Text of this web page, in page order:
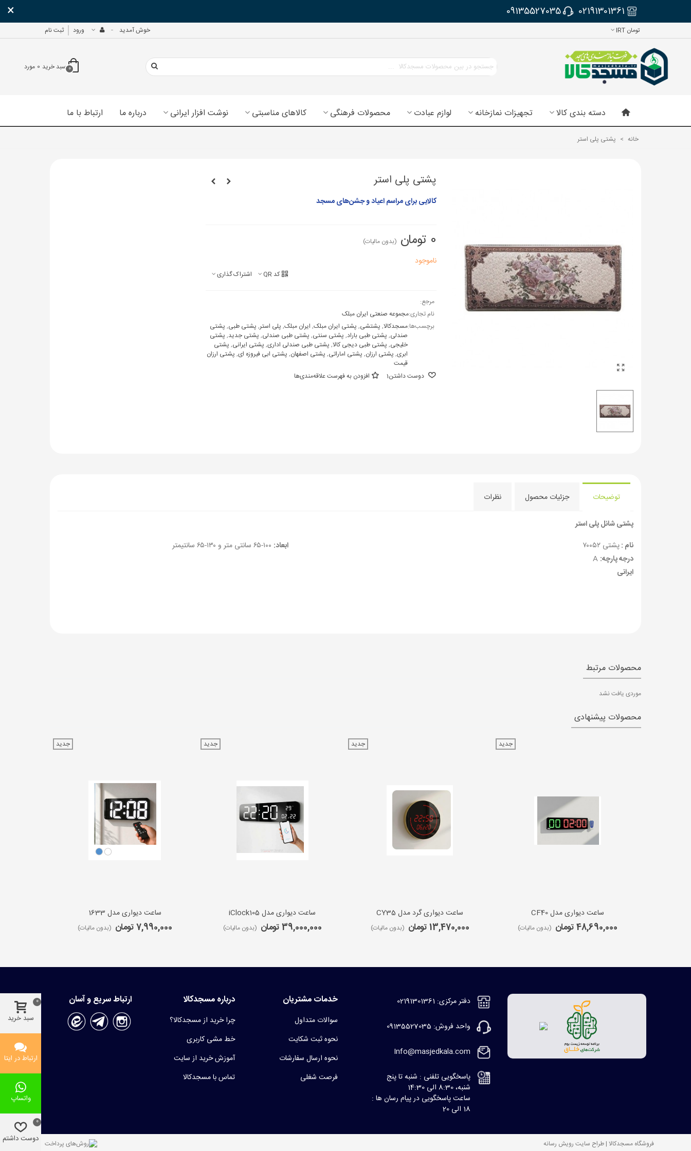
02191301361
09135527035
×
تومان IRT خوش آمدید ورود ثبت نام
0سبد خرید 0 مورد
دسته بندی کالا تجهیزات نمازخانه لوازم عبادت محصولات فرهنگی کالاهای مناسبتی نوشت افزار ایرانی درباره ما ارتباط با ما
خانه > پشتی پلی استر
پشتی پلی استر
کالایی برای مراسم اعیاد و جشن‌های مسجد
0 تومان (بدون مالیات)
ناموجود
کد QR اشتراک گذاری
مرجع:
نام تجاری:مجموعه صنعتی ایران مبلک
برچسب‌ها:مسجدکالا, پشتشی, پشتی ایران مبلک, ایران مبلک, پلی استر, پشتی طبی, پشتی
صندلی, پشتی طبی باراد, پشتی سنتی, پشتی طبی صندلی, پشتی جدید, پشتی
خلیجی, پشتی طبی دیجی کالا, پشتی طبی صندلی اداری, پشتی ایرانی, پشتی
ابری, پشتی ارزان, پشتی اماراتی, پشتی اصفهان, پشتی ابی فیروزه ای, پشتی ارزان
قیمت
دوست داشتن1 افزودن به فهرست علاقه‌مندی‌ها
توضیحات جزئیات محصول نظرات
پشتی شانل پلی استر
نام :پشتی ۷۰۰۵۲ ابعاد:
درجه پارچه:
ایرانی
محصولات مرتبط
موردی یافت نشد
محصولات پیشنهادی
جدید
ساعت دیواری مدل CF40
48,690,000 تومان (بدون مالیات)
جدید
ساعت دیواری گرد مدل CY35
13,470,000 تومان (بدون مالیات)
جدید
ساعت دیواری مدل iClock105
39,000,000 تومان (بدون مالیات)
جدید
ساعت دیواری مدل 1633
7,990,000 تومان (بدون مالیات)
دفتر مرکزی: 02191301361
واحد فروش: 09135527035
Info@masjedkala.com
پاسخگویی تلفنی : شنبه تا پنج
شنبه، 8:30 الی 14:30
ساعت پاسخگویی در پیام رسان ها :
18 الی 20
خدمات مشتریان
سوالات متداول
نحوه ثبت شکایت
نحوه ارسال سفارشات
فرصت شغلی
درباره مسجدکالا
چرا خرید از مسجدکالا؟
خط مشی کاربری
آموزش خرید از سایت
تماس با مسجدکالا
ارتباط سریع و آسان
فروشگاه مسجدکالا | طراح سایت رویش رسانه
سبد خرید
0
ارتباط در ایتا
واتساپ
دوست داشتم
0